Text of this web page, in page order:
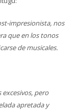
impresionista, nos
que en los tonos
de musicales.
pero
apretada y